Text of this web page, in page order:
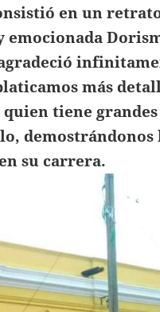
en un
emocionada
más
tiene grandes
demostrándonos
su carrera.